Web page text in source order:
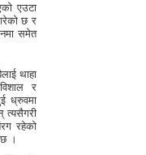
एउटा
छ र
समेत
थाहा
र
ध्रुवमा
त्यसैगरी
रहेको
।